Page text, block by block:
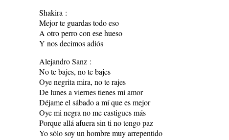
Shakira :
Mejor te guardas todo eso
A otro perro con ese hueso
Y nos decimos adiós
Alejandro Sanz :
No te bajes, no te bajes
Oye negrita mira, no te rajes
De lunes a viernes tienes mi amor
Déjame el sábado a mí que es mejor
Oye mi negra no me castigues más
Porque allá afuera sin ti no tengo paz
Yo sólo soy un hombre muy arrepentido